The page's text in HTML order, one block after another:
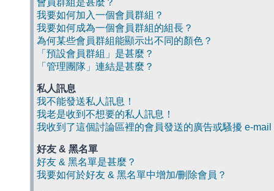
會員群組是甚麼？
我要如何加入一個會員群組？
我要如何成為一個會員群組的組長？
為何某些會員群組能顯示出不同的顏色？
「預設會員群組」是甚麼？
「管理團隊」連結是甚麼？
私人訊息
我不能發送私人訊息！
我老是收到不想要的私人訊息！
我收到了這個討論區裡的會員發送的廣告或騷擾 e-mail
好友 & 黑名單
好友 & 黑名單是甚麼？
我要如何於好友 & 黑名單中增加/刪除會員？